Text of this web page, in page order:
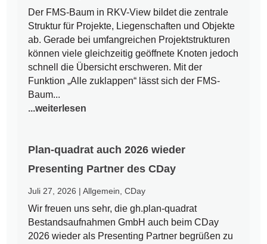
Der FMS-Baum in RKV-View bildet die zentrale
Struktur für Projekte, Liegenschaften und Objekte
ab. Gerade bei umfangreichen Projektstrukturen
können viele gleichzeitig geöffnete Knoten jedoch
schnell die Übersicht erschweren. Mit der
Funktion „Alle zuklappen“ lässt sich der FMS-
Baum...
...weiterlesen
Plan-quadrat auch 2026 wieder
Presenting Partner des CDay
Juli 27, 2026 |Allgemein ,CDay
Wir freuen uns sehr, die gh.plan-quadrat
Bestandsaufnahmen GmbH auch beim CDay
2026 wieder als Presenting Partner begrüßen zu